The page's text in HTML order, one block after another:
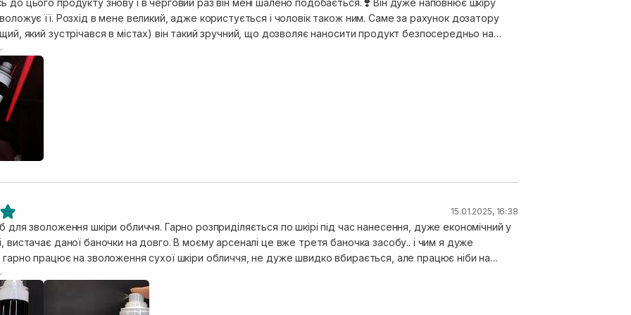
до цього продукту знову і в черговий раз він мені шалено подобається. ❣️ Він дуже наповнює шкіру
її. Розхід в мене великий, адже користується і чоловік також ним. Саме за рахунок дозатору
який зустрічався в містах) він такий зручний, що дозволяє наносити продукт безпосередньо на
з руками, що є максимально гігієнічно. Його поки немає в наявності, тому змушена була обрати
коли знову зможу повернутись до нього. Моя комбінована шкіра дуже добре реагує на цей
вбирає його та залишає класний сатиновий фініш здорового обличчя. ❤️ Мкксимальний комфорт - ось так
А пептиди в і так багатому складі - немов вишенька на торті.
15.01.2025, 16:38
для зволоження шкіри обличчя. Гарно розприділяється по шкірі під час нанесення, дуже економічний у
вистачає даної баночки на довго. В моєму арсеналі це вже третя баночка засобу.. і чим я дуже
на
тому варто трішки зачекати.. після нанесення тільки цього засобу Ви вже помітите , як обличчя стає
наповнене, зволожене.. ефект буде помітний вже після дня використання (якщо використовувати
помітно нормалізує водний баланс, як одна з головних функцій даного засобу.. дуже комфортна